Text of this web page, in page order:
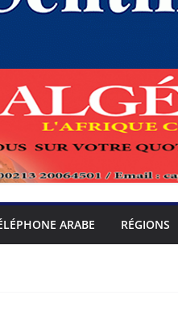
ARABE RÉGIONS